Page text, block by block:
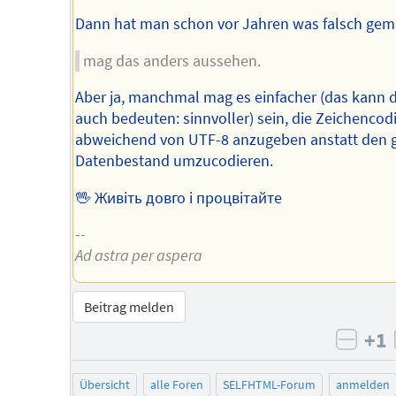
Dann hat man schon vor Jahren was falsch
mag das anders aussehen.
Aber ja, manchmal mag es einfacher (das kann
auch bedeuten: sinnvoller) sein, die
abweichend von UTF-8 anzugeben anstatt den
Datenbestand umzucodieren.
🖖 Живіть довго і процвітайте
--
Ad astra per aspera
Beitrag melden
+1
Übersicht alle Foren SELFHTML-Forum
anmelden